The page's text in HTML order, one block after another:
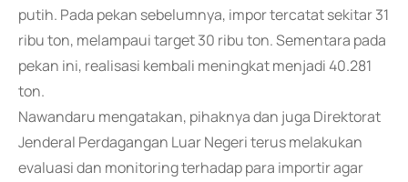
putih. Pada pekan sebelumnya, impor tercatat sekitar 31
ribu ton, melampaui target 30 ribu ton. Sementara pada
pekan ini, realisasi kembali meningkat menjadi 40.281
ton.
Nawandaru mengatakan, pihaknya dan juga Direktorat
Jenderal Perdagangan Luar Negeri terus melakukan
evaluasi dan monitoring terhadap para importir agar